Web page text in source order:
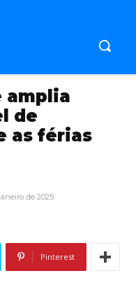
amplia
de
as férias
de 2025
Pinterest